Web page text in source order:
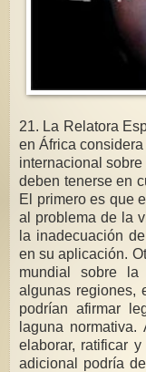
21. La Relatora
en África
internacional
deben tenerse en
El primero es que
al problema de la
la inadecuación
en su aplicación.
mundial sobre
algunas regiones,
podrían afirmar
laguna
elaborar, ratificar
adicional podría